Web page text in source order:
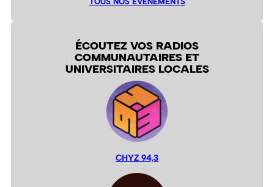
ÉCOUTEZ VOS RADIOS
COMMUNAUTAIRES ET
UNIVERSITAIRES LOCALES
CHYZ 94,3